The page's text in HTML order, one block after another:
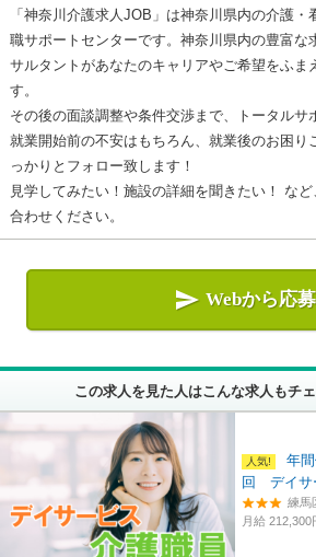
「神奈川介護求人JOB」は神奈川県内の介護
職サポートセンターです。神奈川県内の豊富な
サルタントがあなたのキャリアやご希望をふま
す。
その後の面談調整や条件交渉まで、トータルサ
就業開始前の不安はもちろん、就業後のお困り
っかりとフォロー致します！
見学してみたい！施設の詳細を聞きたい！ な
合わせください。
 Webから応募
この求人を見た人はこんな求人もチ
年
回 デイサ
練馬
月給